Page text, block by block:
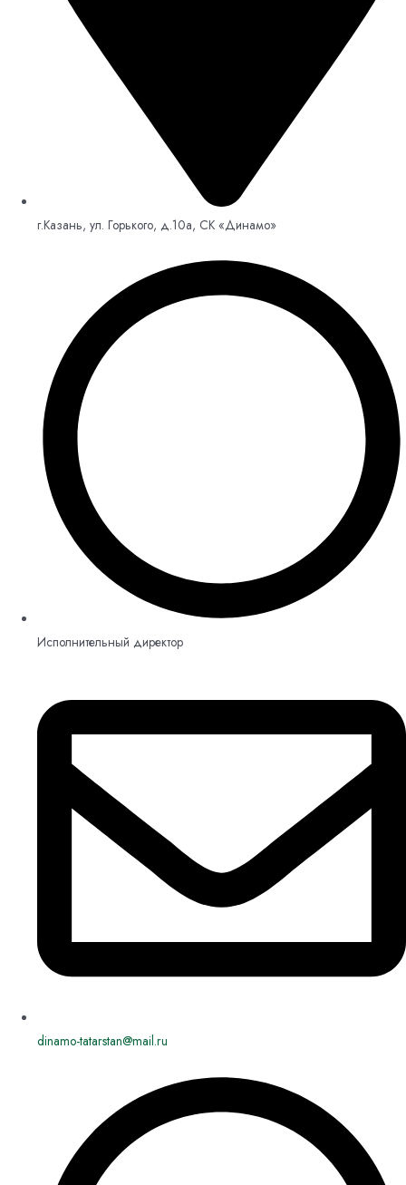
г.Казань, ул. Горького, д.10а, СК «Динамо»
Исполнительный директор
dinamo-tatarstan@mail.ru